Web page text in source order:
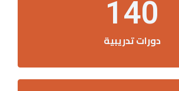
دورات تدريبية
140